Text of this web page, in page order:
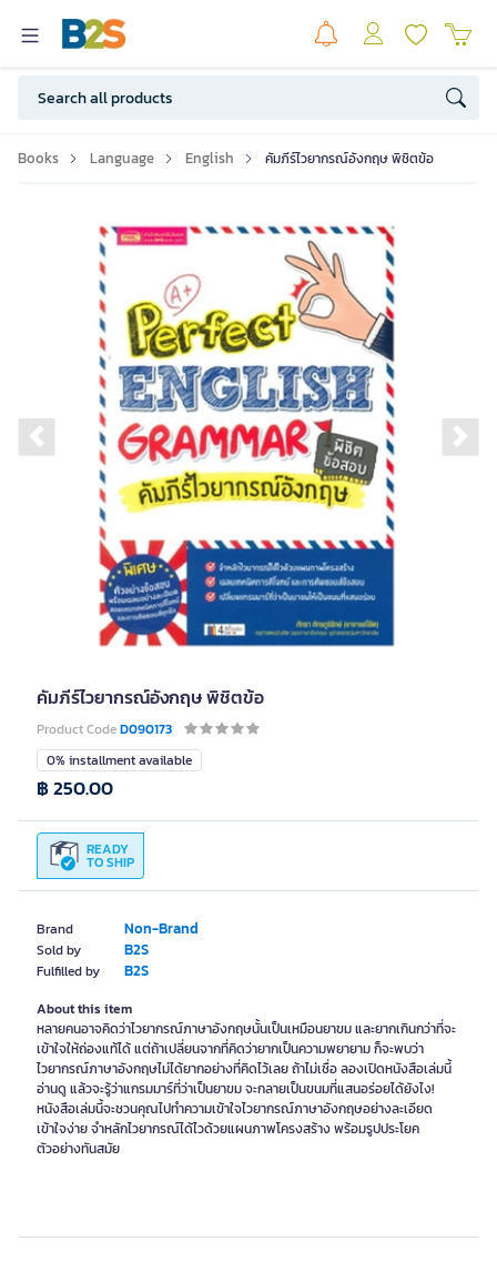
Books Language English คัมภีร์ไวยากรณ์อังกฤษ พิชิตข้อ
Previous slide
คัมภีร์ไวยากรณ์อังกฤษ พิชิตข้อ
Product CodeD090173
Brand Non-Brand
Sold by B2S
Fulfilled by B2S
0% installment available
READY
TO SHIP
฿ 250.00
About this item
หลายคนอาจคิดว่าไวยากรณ์ภาษาอังกฤษนั้นเป็นเหมือนยาขม และยากเกินกว่าที่จะ
เข้าใจให้ถ่องแท้ได้ แต่ถ้าเปลี่ยนจากที่คิดว่ายากเป็นความพยายาม ก็จะพบว่า
ไวยากรณ์ภาษาอังกฤษไม่ได้ยากอย่างที่คิดไว้เลย ถ้าไม่เชื่อ ลองเปิดหนังสือเล่มนี้
อ่านดู แล้วจะรู้ว่าแกรมมาร์ที่ว่าเป็นยาขม จะกลายเป็นขนมที่แสนอร่อยได้ยังไง!
หนังสือเล่มนี้จะชวนคุณไปทำความเข้าใจไวยากรณ์ภาษาอังกฤษอย่างละเอียด
เข้าใจง่าย จำหลักไวยากรณ์ได้ไวด้วยแผนภาพโครงสร้าง พร้อมรูปประโยค
ตัวอย่างทันสมัย